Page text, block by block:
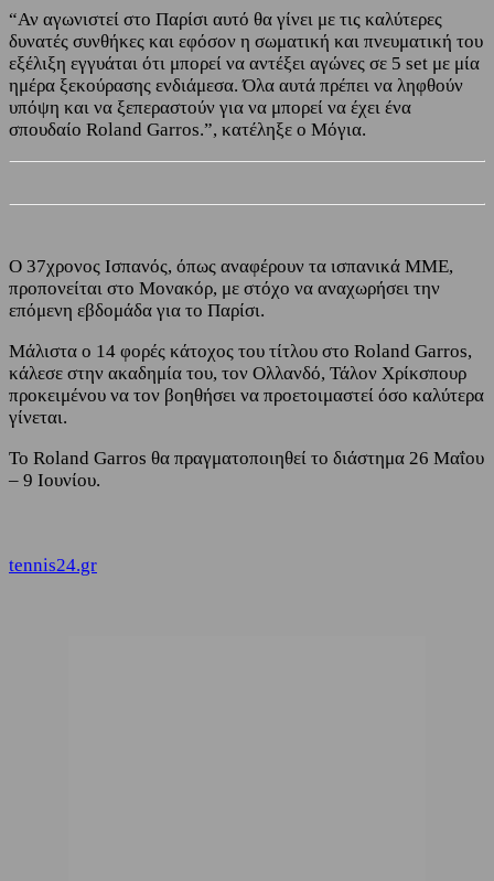
“Αν αγωνιστεί στο Παρίσι αυτό θα γίνει με τις καλύτερες
δυνατές συνθήκες και εφόσον η σωματική και πνευματική του
εξέλιξη εγγυάται ότι μπορεί να αντέξει αγώνες σε 5 set με μία
ημέρα ξεκούρασης ενδιάμεσα. Όλα αυτά πρέπει να ληφθούν
υπόψη και να ξεπεραστούν για να μπορεί να έχει ένα
σπουδαίο Roland Garros.”, κατέληξε ο Μόγια.
Ο 37χρονος Ισπανός, όπως αναφέρουν τα ισπανικά ΜΜΕ,
προπονείται στο Μονακόρ, με στόχο να αναχωρήσει την
επόμενη εβδομάδα για το Παρίσι.
Μάλιστα ο 14 φορές κάτοχος του τίτλου στο Roland Garros,
κάλεσε στην ακαδημία του, τον Ολλανδό, Τάλον Χρίκσπουρ
προκειμένου να τον βοηθήσει να προετοιμαστεί όσο καλύτερα
γίνεται.
Το Roland Garros θα πραγματοποιηθεί το διάστημα 26 Μαΐου
– 9 Ιουνίου.
tennis24.gr